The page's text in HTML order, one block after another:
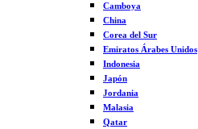
Camboya
China
Corea del Sur
Emiratos Árabes Unidos
Indonesia
Japón
Jordania
Malasia
Qatar